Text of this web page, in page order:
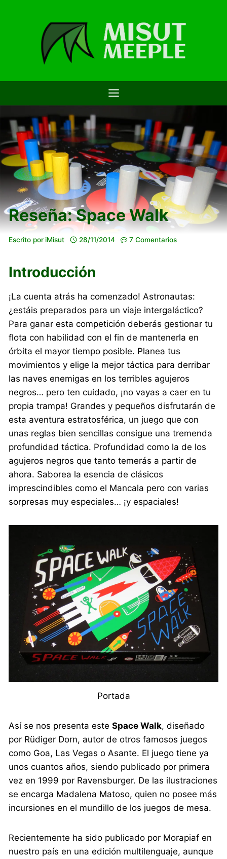
Reseña: Space Walk
Escrito por iMisut 28/11/2014 7 Comentarios
Introducción
¡La cuenta atrás ha comenzado! Astronautas:
¿estáis preparados para un viaje intergaláctico?
Para ganar esta competición deberás gestionar tu
flota con habilidad con el fin de mantenerla en
órbita el mayor tiempo posible. Planea tus
movimientos y elige la mejor táctica para derribar
las naves enemigas en los terribles agujeros
negros… pero ten cuidado, ¡no vayas a caer en tu
propia trampa! Grandes y pequeños disfrutarán de
esta aventura estratosférica, un juego que con
unas reglas bien sencillas consigue una tremenda
profundidad táctica. Profundidad como la de los
agujeros negros que tanto temerás a partir de
ahora. Saborea la esencia de clásicos
imprescindibles como el Mancala pero con varias
sorpresas muy especiales… ¡y espaciales!
Portada
Así se nos presenta esteSpace Walk, diseñado
por Rüdiger Dorn, autor de otros famosos juegos
como Goa, Las Vegas o Asante. El juego tiene ya
unos cuantos años, siendo publicado por primera
vez en 1999 por Ravensburger. De las ilustraciones
se encarga Madalena Matoso, quien no posee más
incursiones en el mundillo de los juegos de mesa.
Recientemente ha sido publicado por Morapiaf en
nuestro país en una edición multilenguaje, aunque